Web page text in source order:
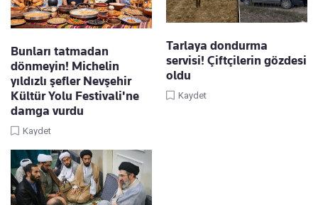
Bunları tatmadan
dönmeyin! Michelin
yıldızlı şefler Nevşehir
Kültür Yolu Festivali'ne
damga vurdu
Kaydet
Tarlaya dondurma
servisi! Çiftçilerin gözdesi
oldu
Kaydet